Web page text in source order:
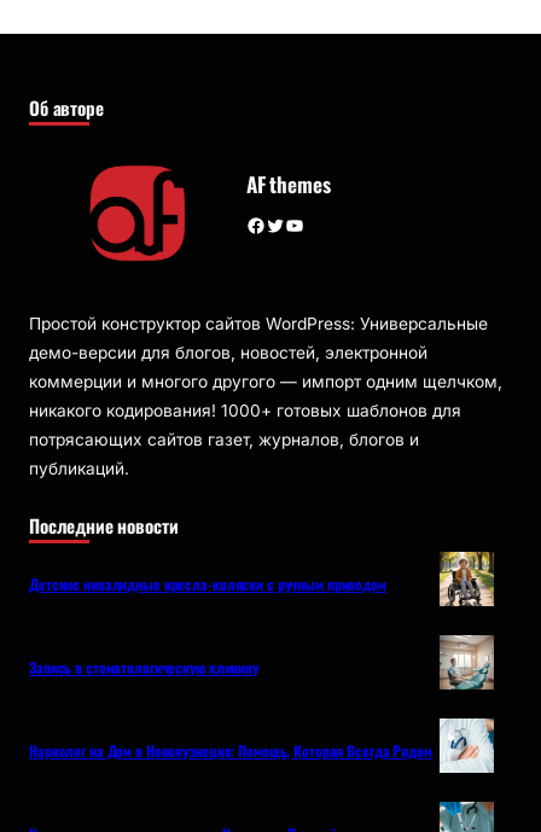
к
Об авторе
AF themes
Facebook Twitter YouTube
Простой конструктор сайтов WordPress: Универсальные
демо-версии для блогов, новостей, электронной
коммерции и многого другого — импорт одним щелчком,
никакого кодирования! 1000+ готовых шаблонов для
потрясающих сайтов газет, журналов, блогов и
публикаций.
Последние новости
Детские инвалидные кресла-коляски с ручным приводом
Запись в стоматологическую клинику
Нарколог на Дом в Новокузнецке: Помощь, Которая Всегда Рядом